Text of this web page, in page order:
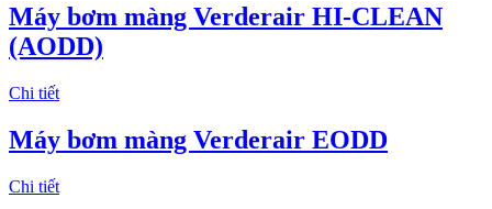
Máy bơm màng Verderair HI-CLEAN
(AODD)
Chi tiết
Máy bơm màng Verderair EODD
Chi tiết